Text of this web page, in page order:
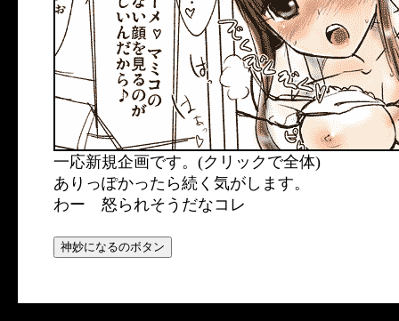
一応新規企画です。(クリックで全体)
ありっぽかったら続く気がします。
わー 怒られそうだなコレ